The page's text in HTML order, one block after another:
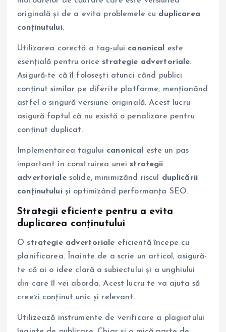
originală și de a evita problemele cu duplicarea
conținutului.
Utilizarea corectă a tag-ului canonical este
esențială pentru orice strategie advertoriale.
Asigură-te că îl folosești atunci când publici
conținut similar pe diferite platforme, menționând
astfel o singură versiune originală. Acest lucru
asigură faptul că nu există o penalizare pentru
conținut duplicat.
Implementarea tagului canonical este un pas
important în construirea unei strategii
advertorialesolide, minimizând riscul duplicării
conținutuluiși optimizând performanța SEO.
Strategii eficiente pentru a evita
duplicarea conținutului
O strategie advertoriale eficientă începe cu
planificarea. Înainte de a scrie un articol, asigură-
te că ai o idee clară a subiectului și a unghiului
din care îl vei aborda. Acest lucru te va ajuta să
creezi conținut unic și relevant.
Utilizează instrumente de verificare a plagiatului